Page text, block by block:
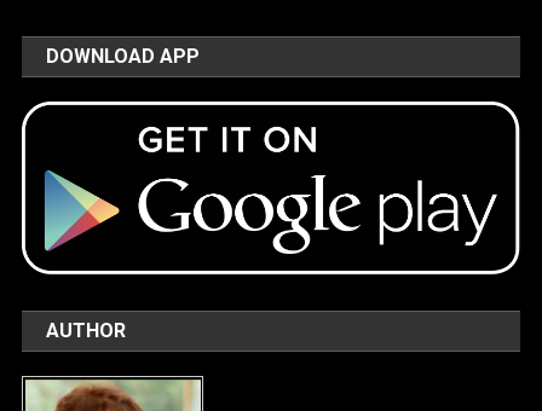
DOWNLOAD APP
AUTHOR